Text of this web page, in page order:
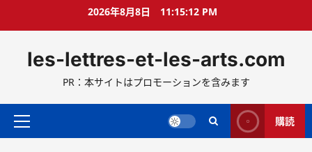
ス
ッ
2026年8月8日 11:15:13 PM
les-lettres-et-les-arts.com
PR：本サイトはプロモーションを含みます
メ
購読